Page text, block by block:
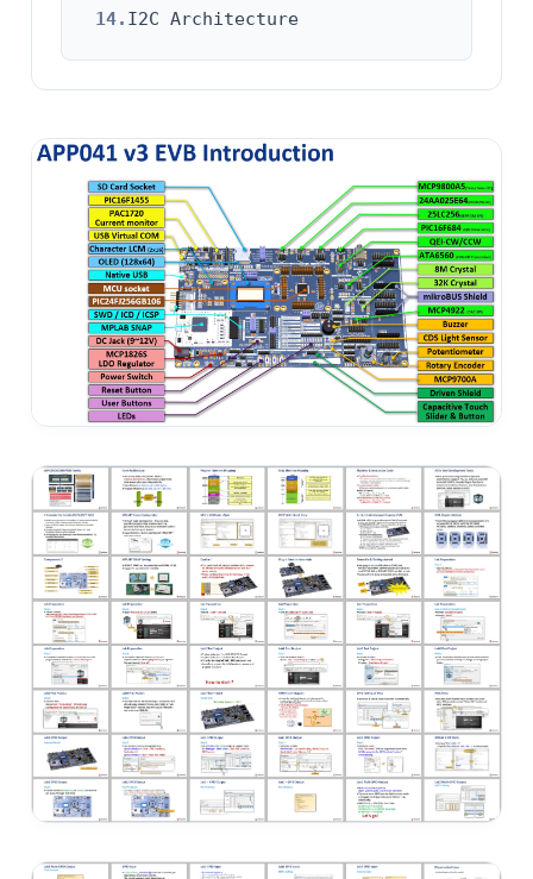
14. I2C Architecture